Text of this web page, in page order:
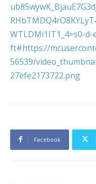
WTLDMi1IT1_4=s0-d-
ft#https://
56539/
27efe2173722.png
Facebook